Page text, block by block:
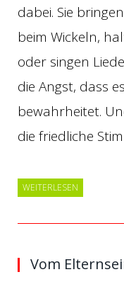
dabei. Sie
beim Wickeln,
oder singen
die Angst, dass
bewahrheitet.
die friedliche
WEITERLESEN
Vom